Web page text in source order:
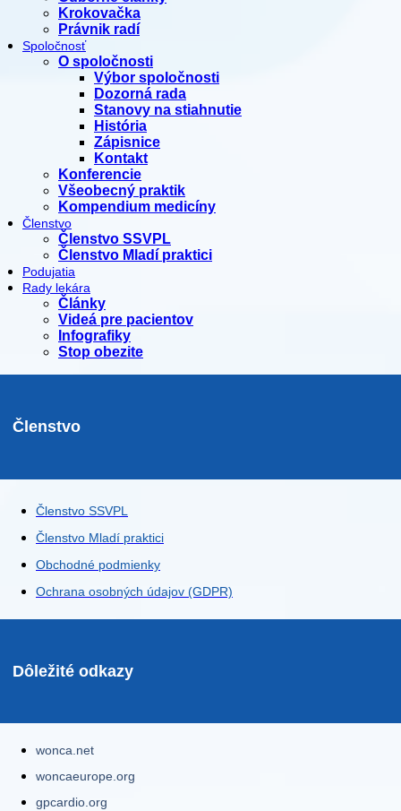
Krokovačka
Právnik radí
Spoločnosť
O spoločnosti
Výbor spoločnosti
Dozorná rada
Stanovy na stiahnutie
História
Zápisnice
Kontakt
Konferencie
Všeobecný praktik
Kompendium medicíny
Členstvo
Členstvo SSVPL
Členstvo Mladí praktici
Podujatia
Rady lekára
Články
Videá pre pacientov
Infografiky
Stop obezite
Členstvo
Členstvo SSVPL
Členstvo Mladí praktici
Obchodné podmienky
Ochrana osobných údajov (GDPR)
Dôležité odkazy
wonca.net
woncaeurope.org
gpcardio.org